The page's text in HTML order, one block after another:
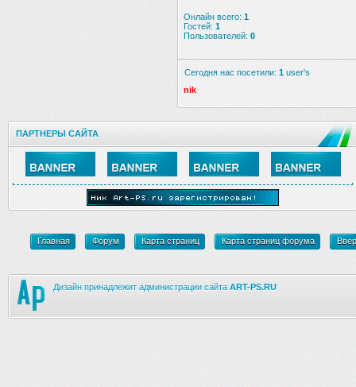
Онлайн всего: 1
Гостей: 1
Пользователей: 0
Сегодня нас посетили: 1 user's
nik
ПАРТНЕРЫ САЙТА
Главная Форум Карта страниц Карта страниц форума
Дизайн принадлежит администрации сайта ART-PS.RU